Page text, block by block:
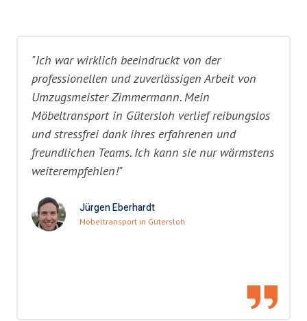
"Ich war wirklich beeindruckt von der
professionellen und zuverlässigen Arbeit von
Umzugsmeister Zimmermann. Mein
Möbeltransport in Gütersloh verlief reibungslos
und stressfrei dank ihres erfahrenen und
freundlichen Teams. Ich kann sie nur wärmstens
weiterempfehlen!"
Jürgen Eberhardt
Möbeltransport in Gütersloh